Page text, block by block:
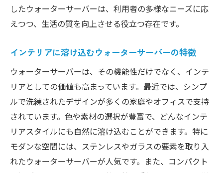
したウォーターサーバーは、利用者の多様なニーズに応
えつつ、生活の質を向上させる役立つ存在です。
インテリアに溶け込むウォーターサーバーの特徴
ウォーターサーバーは、その機能性だけでなく、インテ
リアとしての価値も高まっています。最近では、シンプ
ルで洗練されたデザインが多くの家庭やオフィスで支持
されています。色や素材の選択が豊富で、どんなインテ
リアスタイルにも自然に溶け込むことができます。特に
モダンな空間には、ステンレスやガラスの要素を取り入
れたウォーターサーバーが人気です。また、コンパクト